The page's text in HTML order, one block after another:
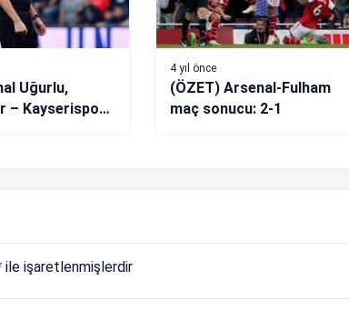
Uğurlu,
– Kayserispor
4 yıl önce
(ÖZET) Arsenal-Fulham
maç sonucu: 2-1
ile işaretlenmişlerdir